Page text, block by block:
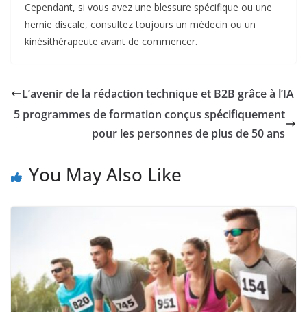
Cependant, si vous avez une blessure spécifique ou une
hernie discale, consultez toujours un médecin ou un
kinésithérapeute avant de commencer.
L’avenir de la rédaction technique et B2B grâce à l’IA
5 programmes de formation conçus spécifiquement
pour les personnes de plus de 50 ans
You May Also Like